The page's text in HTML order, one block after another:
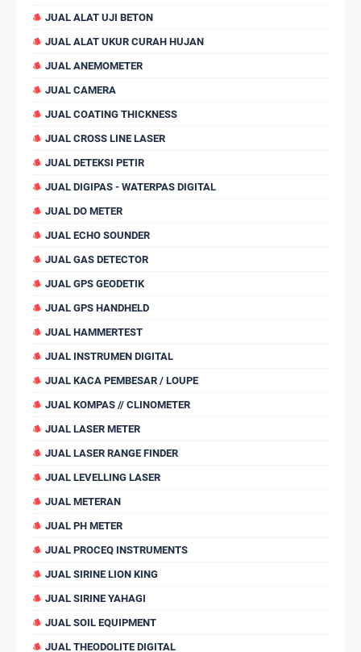
JUAL ALAT UJI BETON
JUAL ALAT UKUR CURAH HUJAN
JUAL ANEMOMETER
JUAL CAMERA
JUAL COATING THICKNESS
JUAL CROSS LINE LASER
JUAL DETEKSI PETIR
JUAL DIGIPAS - WATERPAS DIGITAL
JUAL DO METER
JUAL ECHO SOUNDER
JUAL GAS DETECTOR
JUAL GPS GEODETIK
JUAL GPS HANDHELD
JUAL HAMMERTEST
JUAL INSTRUMEN DIGITAL
JUAL KACA PEMBESAR / LOUPE
JUAL KOMPAS // CLINOMETER
JUAL LASER METER
JUAL LASER RANGE FINDER
JUAL LEVELLING LASER
JUAL METERAN
JUAL PH METER
JUAL PROCEQ INSTRUMENTS
JUAL SIRINE LION KING
JUAL SIRINE YAHAGI
JUAL SOIL EQUIPMENT
JUAL THEODOLITE DIGITAL